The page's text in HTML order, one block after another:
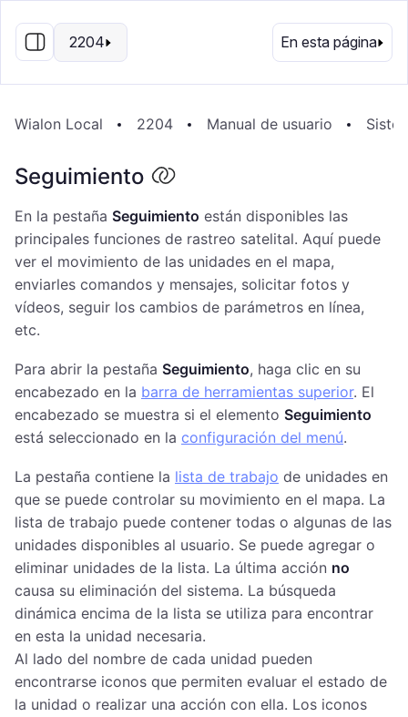
ES
2204 En esta página
Wialon Local 2204 Manual de usuario
Seguimiento
En la pestaña Seguimiento están disponibles las
principales funciones de rastreo satelital. Aquí puede
ver el movimiento de las unidades en el mapa,
enviarles comandos y mensajes, solicitar fotos y
vídeos, seguir los cambios de parámetros en línea,
etc.
Para abrir la pestaña Seguimiento, haga clic en su
encabezado en la barra de herramientas superior. El
encabezado se muestra si el elemento Seguimiento
está seleccionado en la configuración del menú.
La pestaña contiene la lista de trabajo de unidades en
que se puede controlar su movimiento en el mapa. La
lista de trabajo puede contener todas o algunas de las
unidades disponibles al usuario. Se puede agregar o
eliminar unidades de la lista. La última acción no
causa su eliminación del sistema. La búsqueda
dinámica encima de la lista se utiliza para encontrar
en esta la unidad necesaria.
Al lado del nombre de cada unidad pueden
encontrarse iconos que permiten evaluar el estado de
la unidad o realizar una acción con ella. Los iconos